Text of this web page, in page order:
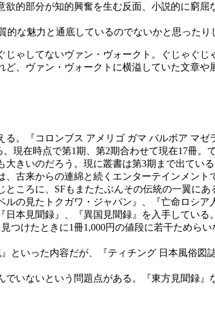
的部分が知的興奮を生む反面、小説的に窮
な魅力と通底しているのでないかと思ったり
じゃしてないヴァン・ヴォークト。ぐじゃぐ
、ヴァン・ヴォークトに横溢していた文章
。『コロンブス アメリゴ ガマ バルボア マ
現在時点で第1期、第2期合わせて現在17冊
きいのだろう。現に叢書は第3期まで出ている
古来からの連綿と続くエンターテインメン
ころに、SFもまたたぶんその伝統の一翼にあ
の見たトクガワ・ジャパン』、『亡命ロシ
本見聞録』、『異国見聞録』を入手している。
けたときに1冊1,000円の値段に若干ためら
いった内容だが、『ティチング 日本風俗図
いないという問題点がある。『東方見聞録